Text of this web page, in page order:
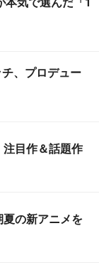
、プロデュー
目作＆話題作
夏の新アニメを